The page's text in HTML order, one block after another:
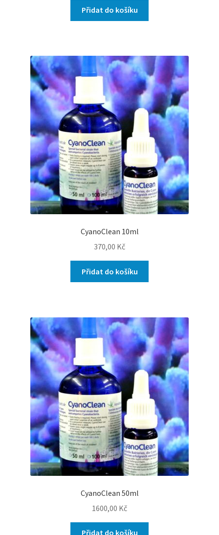
Přidat do košíku
CyanoClean 10ml
370,00 Kč
Přidat do košíku
CyanoClean 50ml
1600,00 Kč
Přidat do košíku